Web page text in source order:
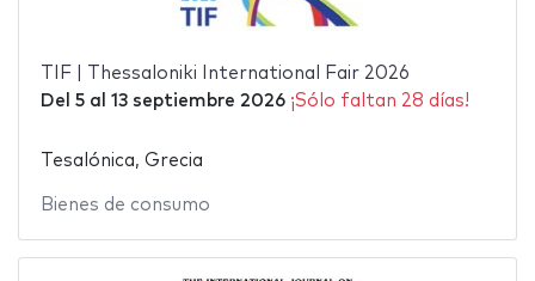
TIF | Thessaloniki International Fair 2026
Del 5al 13 septiembre 2026 ¡Sólo faltan 28 días!
Tesalónica, Grecia
Bienes de consumo